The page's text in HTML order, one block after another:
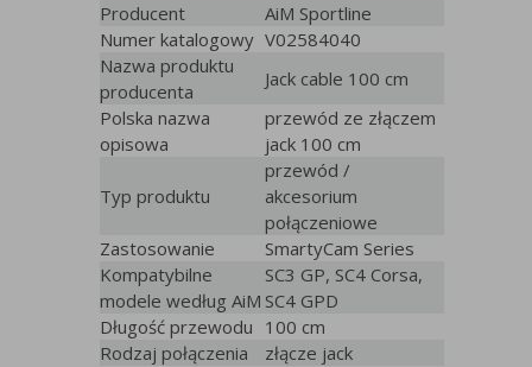
Producent
AiM Sportline
Numer katalogowy V02584040
Nazwa produktu
producenta
Jack cable 100 cm
Polska nazwa
opisowa
przewód ze złączem
jack 100 cm
Typ produktu
przewód /
akcesorium
połączeniowe
Zastosowanie
SmartyCam Series
Kompatybilne
modele według AiM
SC3 GP, SC4 Corsa,
SC4 GPD
Długość przewodu 100 cm
Rodzaj połączenia
złącze jack